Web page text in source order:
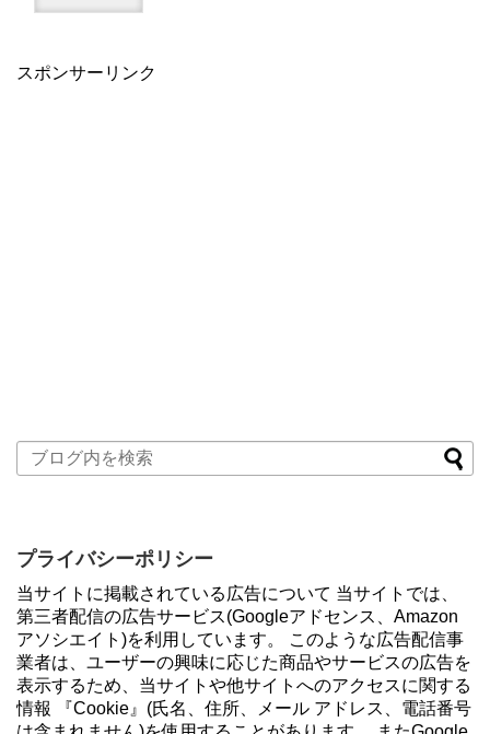
スポンサーリンク
プライバシーポリシー
当サイトに掲載されている広告について 当サイトでは、
第三者配信の広告サービス(Googleアドセンス、Amazon
アソシエイト)を利用しています。 このような広告配信事
業者は、ユーザーの興味に応じた商品やサービスの広告を
表示するため、当サイトや他サイトへのアクセスに関する
情報 『Cookie』(氏名、住所、メール アドレス、電話番号